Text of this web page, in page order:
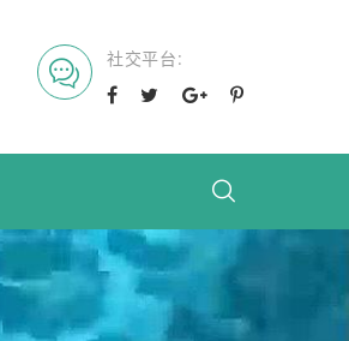
社交平台